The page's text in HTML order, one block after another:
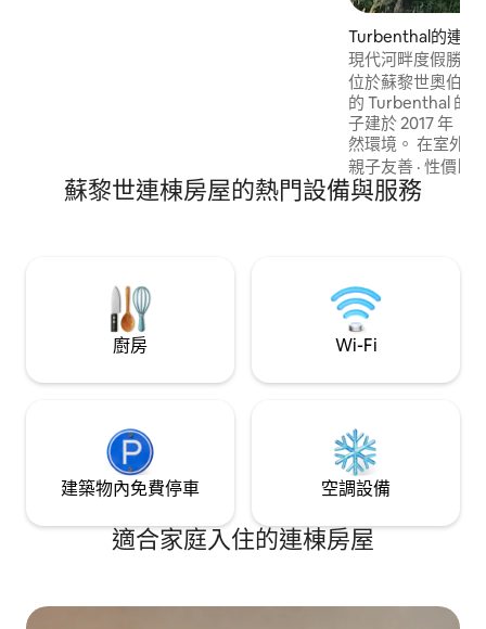
Turbenthal的連棟
現代河畔度假勝地
車站
位於蘇黎世奧伯蘭
的 Turbenthal 的
子建於 2017 年，
然環境。 在室外露台上享受小溪的輕鬆聲
音。 步行 3 分鐘即可抵達車站，可搭乘直
達火車前往溫特圖
主站（47 分鐘）。 風景優美的登山步道
親子友善 ·性價比
蘇黎世連棟房屋的熱門設備與服務
廚房 Wi-Fi
建築物內免費停車 空調設備
適合家庭入住的連棟房屋